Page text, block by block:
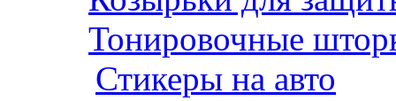
Тонировочные
Стикеры на авто